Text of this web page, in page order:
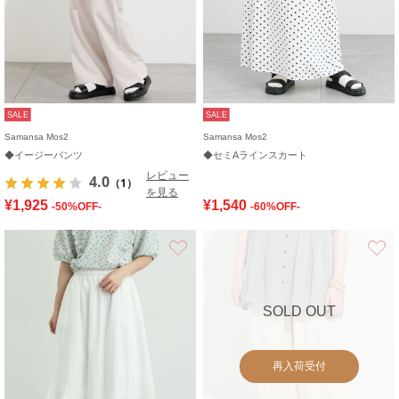
SALE
Samansa Mos2
◆イージーパンツ
4.0 （1）
レビュー
を見る
¥1,925 -50%OFF-
SALE
Samansa Mos2
◆セミAラインスカート
¥1,540 -60%OFF-
SOLD OUT
再入荷受付